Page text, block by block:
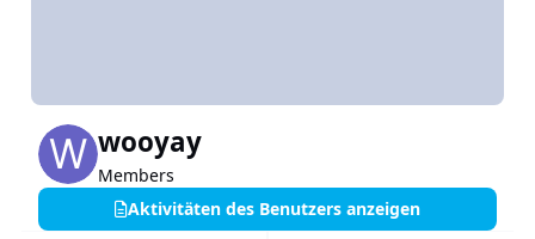
wooyay
Members
Aktivitäten des Benutzers anzeigen